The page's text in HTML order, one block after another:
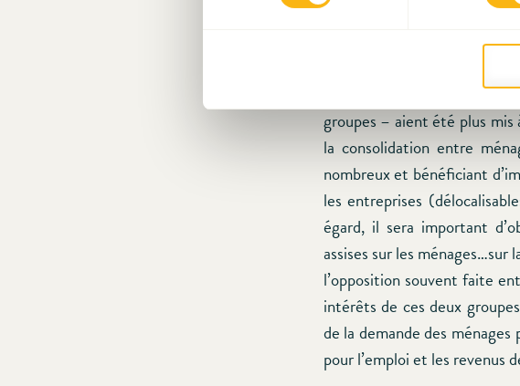
Néanmoins, en observant
charges fiscales ou
2015, toujours plus de la
De même, il semblerait
groupes – aient été plus mis
la consolidation entre
nombreux et bénéficiant
les entreprises
égard, il sera important
assises sur les ménages…sur
l’opposition souvent faite
intérêts de ces deux
de la demande des
pour l’emploi et les revenus